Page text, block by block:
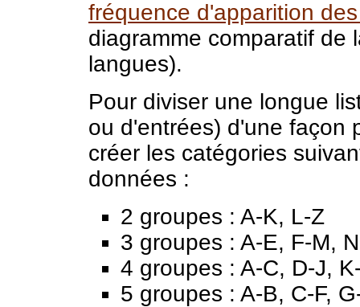
fréquence d'apparition
diagramme comparatif de
langues).
Pour diviser une longue
ou d'entrées) d'une façon
créer les catégories
données :
2 groupes : A-K, L-Z
3 groupes : A-E, F-M,
4 groupes : A-C, D-J,
5 groupes : A-B, C-F,